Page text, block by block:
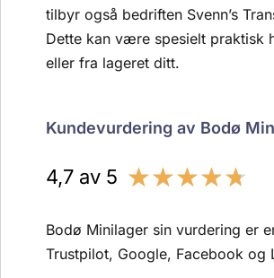
tilbyr også bedriften Svenn’s
Dette kan være spesielt praktisk
eller fra lageret ditt.
Kundevurdering av Bodø
4,7 av 5 ★★★★★
Bodø Minilager sin vurdering er
Trustpilot, Google, Facebook og